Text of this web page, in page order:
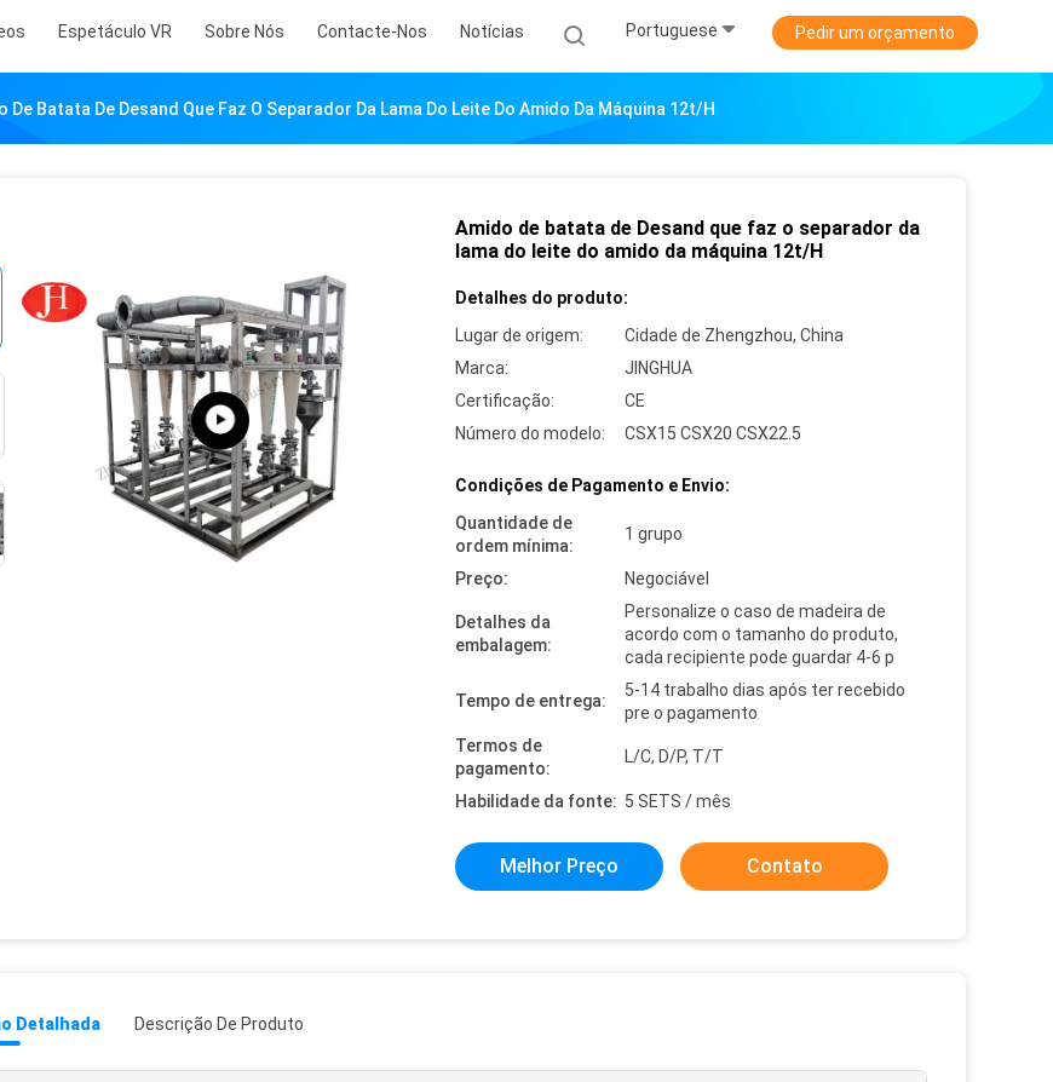
Espetáculo VR Sobre Nós Contacte-Nos Notícias Portuguese Pedir um orçamento
De Batata De Desand Que Faz O Separador Da Lama Do Leite Do Amido Da Máquina 12t/H
Amido de batata de Desand que faz o separador da
lama do leite do amido da máquina 12t/H
Detalhes do produto:
Lugar de origem:
Cidade de Zhengzhou, China
Marca:
JINGHUA
Certificação:
CE
Número do modelo:
CSX15 CSX20 CSX22.5
Condições de Pagamento e Envio:
Quantidade de
ordem mínima:
1 grupo
Preço: Negociável
Detalhes da
embalagem:
Personalize o caso de madeira de
acordo com o tamanho do produto,
cada recipiente pode guardar 4-6 p
Tempo de entrega:
5-14 trabalho dias após ter recebido
pre o pagamento
Termos de
pagamento:
L/C, D/P, T/T
Habilidade da fonte: 5 SETS / mês
Melhor Preço Contato
Detalhada Descrição De Produto